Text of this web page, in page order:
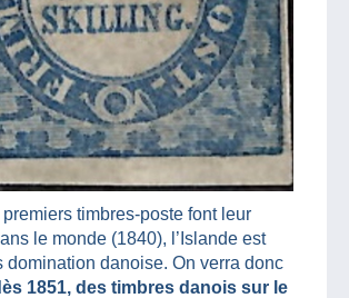
timbres-poste font leur
le monde (1840), l’Islande est
domination danoise. On verra donc
1851, des timbres danois sur le